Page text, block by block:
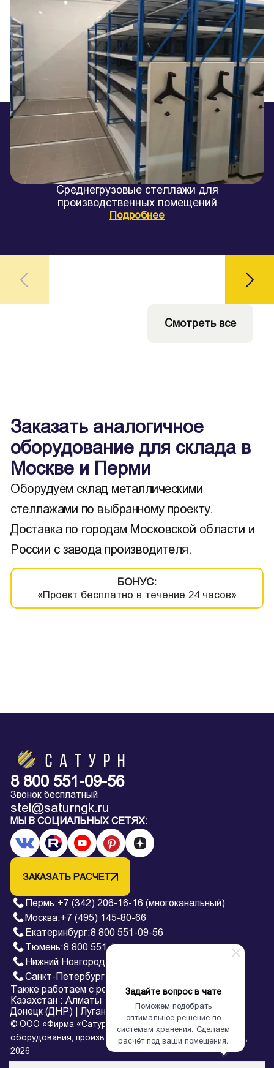
Задайте вопрос в чате
Поможем подобрать
оптимальное решение по
системам хранения. Сделаем
расчёт под ваши помещения.
Среднегрузовые стеллажи для
производственных помещений
Подробнее
Смотреть все
Заказать аналогичное
оборудование для склада в
Москве и Перми
Оборудуем склад металлическими
стеллажами по выбранному проекту.
Доставка по городам Московской области и
России с завода производителя.
БОНУС:
«Проект бесплатно в течение 24 часов»
8 800 551-09-56
Звонок бесплатный
stel@saturngk.ru
МЫ В СОЦИАЛЬНЫХ СЕТЯХ:
ЗАКАЗАТЬ РАСЧЕТ
Пермь:+7 (342) 206-16-16 (многоканальный)
Москва:+7 (495) 145-80-66
Екатеринбург:8 800 551-09-56
Тюмень:8 800 551-09-56
Нижний Новгород
Санкт-Петербург
Также работаем с регионами:
Казахстан : Алматы
Донецк (ДНР)
Луганск (ЛНР)
© ООО «Фирма «Сатурн» — завод архивного
оборудования, производство металлических стеллажей,
2026
Политика обработки персональных данных